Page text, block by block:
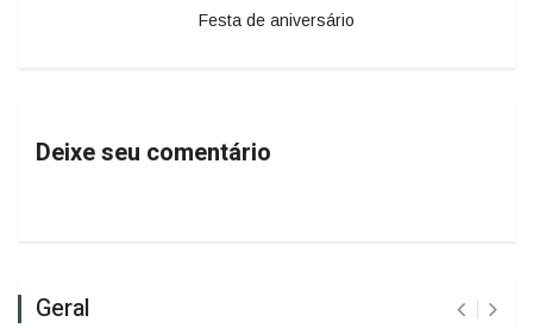
Festa de aniversário
Deixe seu comentário
Geral